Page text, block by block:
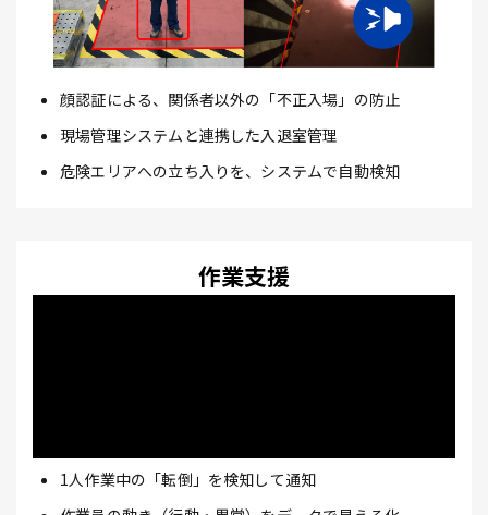
顔認証による、関係者以外の「不正入場」の防止
現場管理システムと連携した入退室管理
危険エリアへの立ち入りを、システムで自動検知
作業支援
1人作業中の「転倒」を検知して通知